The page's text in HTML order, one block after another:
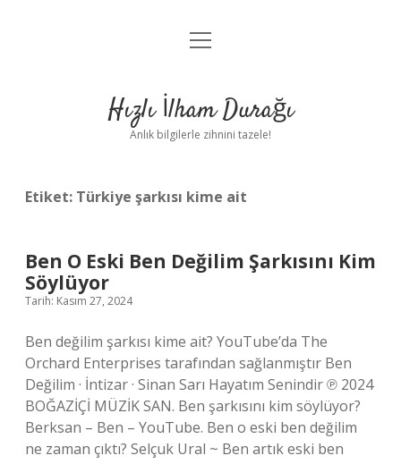
Anasayfa
Yasal Uyarı
menüyü
Hızlı İlham Durağı
Anlık bilgilerle zihnini tazele!
Etiket: Türkiye şarkısı kime ait
Ben O Eski Ben Değilim Şarkısını Kim
Söylüyor
Tarih: Kasım 27, 2024
Ben değilim şarkısı kime ait? YouTube’da The
Orchard Enterprises tarafından sağlanmıştır Ben
Değilim · İntizar · Sinan Sarı Hayatım Senindir ℗ 2024
BOĞAZİÇİ MÜZİK SAN. Ben şarkısını kim söylüyor?
Berksan – Ben – YouTube. Ben o eski ben değilim
ne zaman çıktı? Selçuk Ural ~ Ben artık eski ben